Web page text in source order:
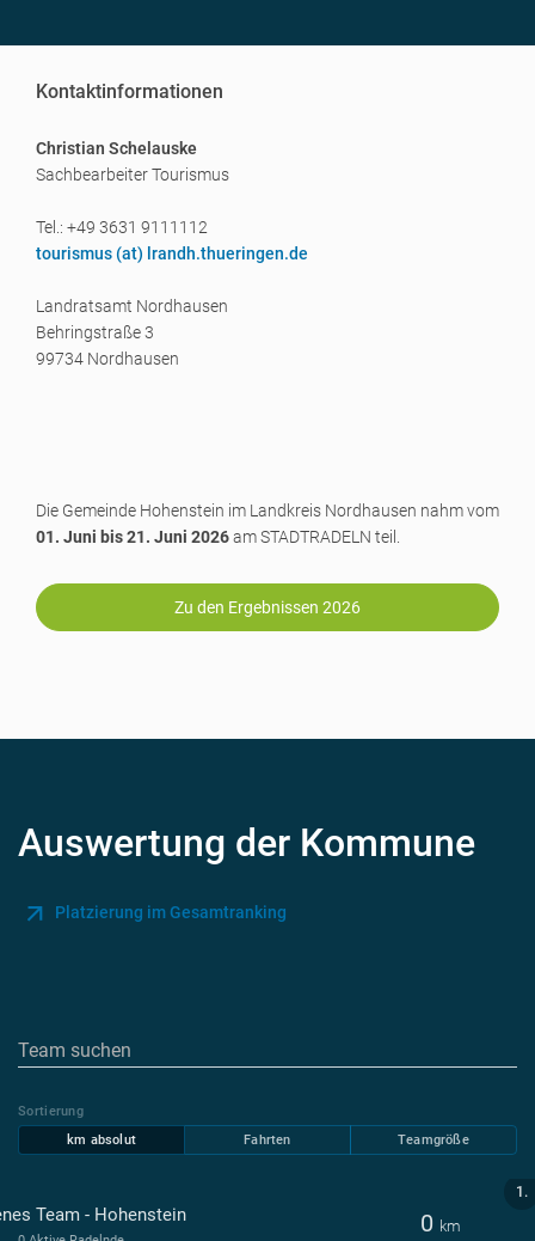
Kontaktinformationen
Christian Schelauske
Sachbearbeiter Tourismus
Tel.: +49 3631 9111112
tourismus (at) lrandh.thueringen.de
Landratsamt Nordhausen
Behringstraße 3
99734 Nordhausen
Die Gemeinde Hohenstein im Landkreis Nordhausen nahm vom
01. Juni bis 21. Juni 2026am STADTRADELN teil.
Zu den Ergebnissen 2026
Auswertung der Kommune
Platzierung im Gesamtranking
Sortierung
km absolut
Fahrten Teamgröße
1.
Team - Hohenstein 0 km